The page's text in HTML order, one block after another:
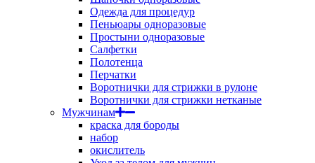
Одежда для процедур
Пеньюары одноразовые
Простыни одноразовые
Салфетки
Полотенца
Перчатки
Воротнички для стрижки в рулоне
Воротнички для стрижки нетканые
Мужчинам
краска для бороды
набор
окислитель